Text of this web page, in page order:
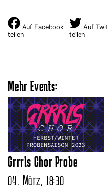
Auf Facebook
teilen
Auf
teilen
Mehr Events:
Grrrls Chor Probe
04. März, 18:30